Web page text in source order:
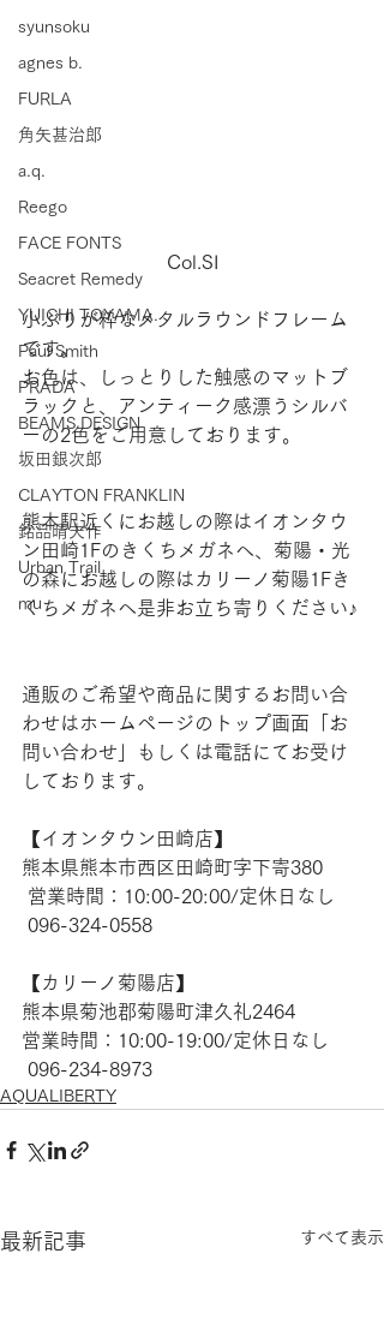
syunsoku
agnes b.
FURLA
角矢甚治郎
a.q.
Reego
FACE FONTS
Seacret Remedy
YUICHI TOYAMA.
Paul Smith
PRADA
BEAMS DESIGN
坂田銀次郎
CLAYTON FRANKLIN
銘品晴夫作
Urban Trail
mu
Col.SI
小ぶりが粋なメタルラウンドフレーム
です。
お色は、しっとりした触感のマットブ
ラックと、アンティーク感漂うシルバ
ーの2色をご用意しております。
熊本駅近くにお越しの際はイオンタウ
ン田崎1Fのきくちメガネへ、菊陽・光
の森にお越しの際はカリーノ菊陽1Fき
くちメガネへ是非お立ち寄りください♪
通販のご希望や商品に関するお問い合
わせはホームページのトップ画面「お
問い合わせ」もしくは電話にてお受け
しております。
【​イオンタウン田崎店】
熊本県熊本市西区田崎町字下寄380
営業時間：10:00-20:00/定休日なし
096-324-0558
【​カリーノ菊陽店】
熊本県菊池郡菊陽町津久礼2464
営業時間：10:00-19:00/定休日なし
096-234-8973
AQUALIBERTY
最新記事 すべて表示